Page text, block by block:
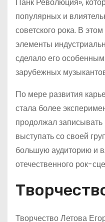
популярных и
советского рока. В
элементы
сделало его
зарубежных
По мере развития
стала более
продолжал
выступать со своей
большую аудиторию и
отечественного рок-
Творчество Летова